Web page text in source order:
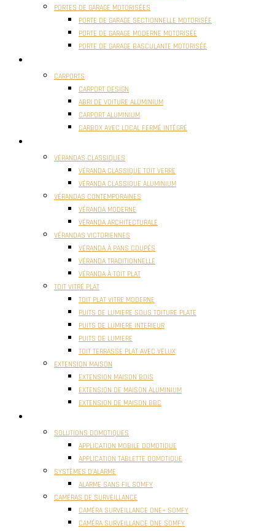
PORTES DE GARAGE MOTORISÉES
PORTE DE GARAGE SECTIONNELLE MOTORISÉE
PORTE DE GARAGE MODERNE MOTORISÉE
PORTE DE GARAGE BASCULANTE MOTORISÉE
CARPORTS
CARPORT DESIGN
ABRI DE VOITURE ALUMINIUM
CARPORT ALUMINIUM
CARBOX AVEC LOCAL FERMÉ INTÉGRÉ
VÉRANDAS CLASSIQUES
VÉRANDA CLASSIQUE TOIT VERRE
VÉRANDA CLASSIQUE ALUMINIUM
VÉRANDAS CONTEMPORAINES
VÉRANDA MODERNE
VÉRANDA ARCHITECTURALE
VÉRANDAS VICTORIENNES
VÉRANDA À PANS COUPÉS
VÉRANDA TRADITIONNELLE
VÉRANDA À TOIT PLAT
TOIT VITRÉ PLAT
TOIT PLAT VITRE MODERNE
PUITS DE LUMIERE SOUS TOITURE PLATE
PUITS DE LUMIERE INTERIEUR
PUITS DE LUMIERE
TOIT TERRASSE PLAT AVEC VELUX
EXTENSION MAISON
EXTENSION MAISON BOIS
EXTENSION DE MAISON ALUMINIUM
EXTENSION DE MAISON BBC
SOLUTIONS DOMOTIQUES
APPLICATION MOBILE DOMOTIQUE
APPLICATION TABLETTE DOMOTIQUE
SYSTÈMES D’ALARME
ALARME SANS FIL SOMFY
CAMÉRAS DE SURVEILLANCE
CAMÉRA SURVEILLANCE ONE+ SOMFY
CAMÉRA SURVEILLANCE ONE SOMFY